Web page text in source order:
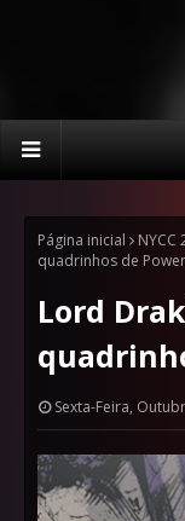
Página inicial NYCC
quadrinhos de
Lord
Sexta-Feira,